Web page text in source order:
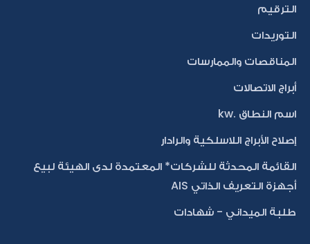
الترقيم
التوريدات
المناقصات والممارسات
أبراج الاتصالات
اسم النطاق .kw
إصلاح الأبراج اللاسلكية والرادار
القائمة المحدثة للشركات* المعتمدة لدى الهيئة لبيع
أجهزة التعريف الذاتي AIS
طلبة الميداني - شهادات